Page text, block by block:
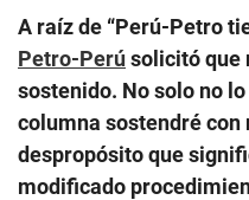
A raíz de “Perú-Petro
Petro-Perúsolicitó que
sostenido. No solo no
columna sostendré con
despropósito que
modificado